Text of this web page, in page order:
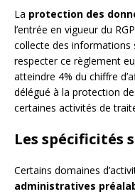
La protection des
l’entrée en vigueur du
collecte des informations
respecter ce règlement
atteindre 4% du chiffre
délégué à la protection
certaines activités de
Les spécificités
Certains domaines
administratives